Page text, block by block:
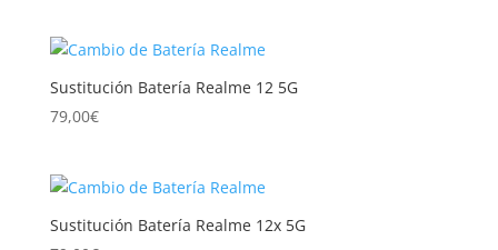
Sustitución Batería Realme 12 5G
79,00€
Sustitución Batería Realme 12x 5G